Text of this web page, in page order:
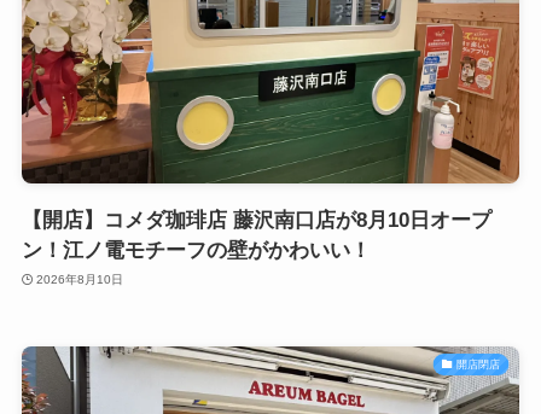
【開店】コメダ珈琲店 藤沢南口店が8月10日オープ
ン！江ノ電モチーフの壁がかわいい！
2026年8月10日
開店閉店